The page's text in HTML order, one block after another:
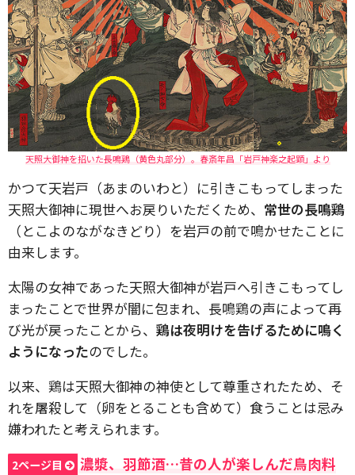
天照大御神を招いた長鳴鶏（黄色丸部分）。春斎年昌「岩戸神楽之起顕」より
かつて天岩戸（あまのいわと）に引きこもってしまった
天照大御神に現世へお戻りいただくため、 常世の長鳴鶏
（とこよのながなきどり）を岩戸の前で鳴かせたことに
由来します。
太陽の女神であった天照大御神が岩戸へ引きこもってし
まったことで世界が闇に包まれ、長鳴鶏の声によって再
び光が戻ったことから、 鶏は夜明けを告げるために鳴く
ようになったのでした。
以来、鶏は天照大御神の神使として尊重されたため、そ
れを屠殺して（卵をとることも含めて）食うことは忌み
嫌われたと考えられます。
2ページ目 濃漿、羽節酒…昔の人が楽しんだ鳥肉料